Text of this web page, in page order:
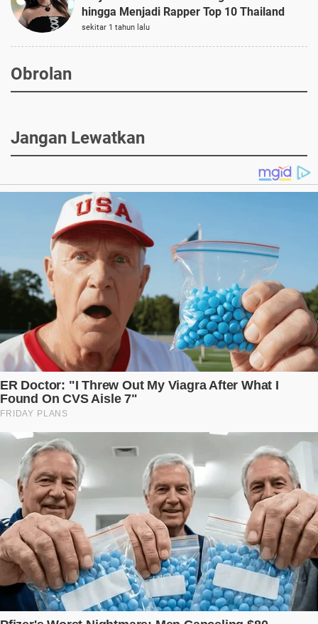
hingga Menjadi Rapper Top 10 Thailand
sekitar 1 tahun lalu
Obrolan
Jangan Lewatkan